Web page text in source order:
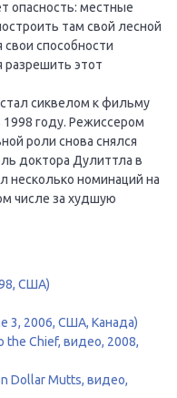
опасность: местные
там свой лесной
способности
разрешить этот
сиквелом к фильму
году. Режиссером
роли снова снялся
доктора Дулиттла в
несколько номинаций на
числе за худшую
США)
3, 2006, США, Канада)
the Chief, видео, 2008,
Dollar Mutts, видео,